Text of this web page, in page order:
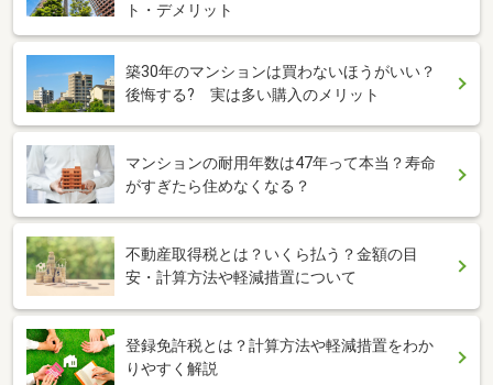
ト・デメリット
築30年のマンションは買わないほうがいい？
後悔する? 実は多い購入のメリット
マンションの耐用年数は47年って本当？寿命
がすぎたら住めなくなる？
不動産取得税とは？いくら払う？金額の目
安・計算方法や軽減措置について
登録免許税とは？計算方法や軽減措置をわか
りやすく解説